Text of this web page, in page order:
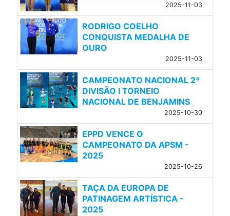
2025-11-03
RODRIGO COELHO
CONQUISTA MEDALHA DE
OURO
2025-11-03
CAMPEONATO NACIONAL 2ª
DIVISÃO l TORNEIO
NACIONAL DE BENJAMINS
2025-10-30
EPPD VENCE O
CAMPEONATO DA APSM -
2025
2025-10-26
TAÇA DA EUROPA DE
PATINAGEM ARTÍSTICA -
2025